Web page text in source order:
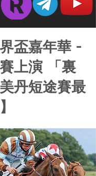
界盃嘉年華 -
上演 「裏
丹短途賽最